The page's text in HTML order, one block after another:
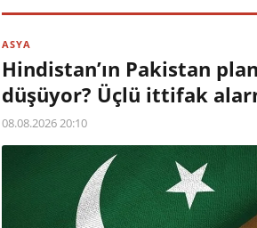
ASYA
Hindistan’ın Pakistan
düşüyor? Üçlü ittifak
08.08.2026 20:10